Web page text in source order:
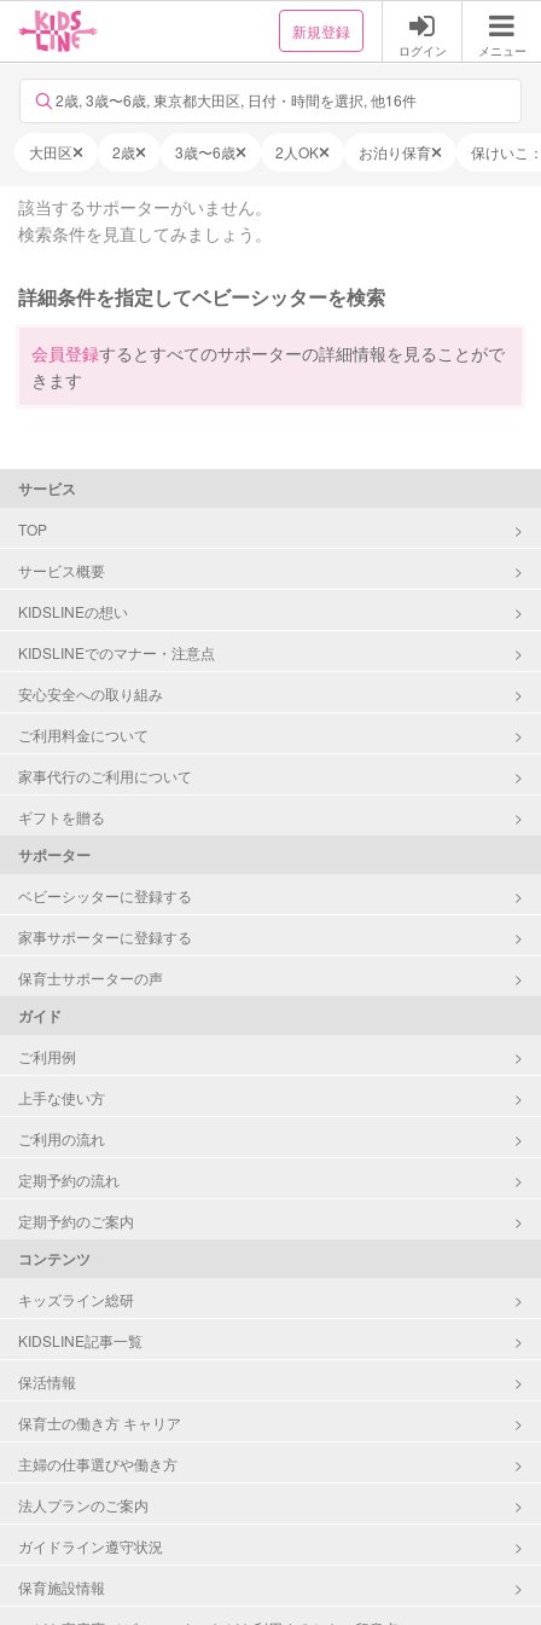
新規登録
ログイン メニュー
2歳, 3歳〜6歳, 東京都大田区, 日付・時間を選択, 他16件
大田区 2歳 3歳〜6歳 2人OK お泊り保育 保けいこ
該当するサポーターがいません。
検索条件を見直してみましょう。
詳細条件を指定してベビーシッターを検索
会員登録するとすべてのサポーターの詳細情報を見ることがで
きます
サービス
TOP
サービス概要
KIDSLINEの想い
KIDSLINEでのマナー・注意点
安心安全への取り組み
ご利用料金について
家事代行のご利用について
ギフトを贈る
サポーター
ベビーシッターに登録する
家事サポーターに登録する
保育士サポーターの声
ガイド
ご利用例
上手な使い方
ご利用の流れ
定期予約の流れ
定期予約のご案内
コンテンツ
キッズライン総研
KIDSLINE記事一覧
保活情報
保育士の働き方 キャリア
主婦の仕事選びや働き方
法人プランのご案内
ガイドライン遵守状況
保育施設情報